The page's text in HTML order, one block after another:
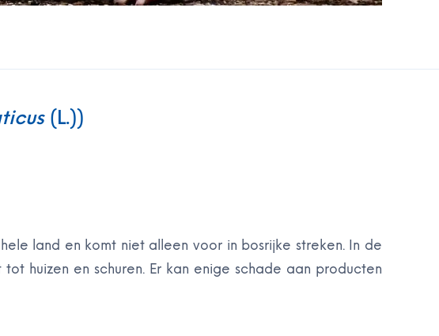
(L.))
land en komt niet alleen voor in bosrijke streken. In de
huizen en schuren. Er kan enige schade aan producten